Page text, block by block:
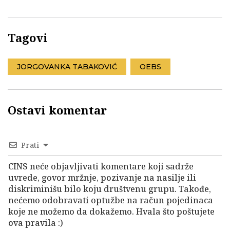
Tagovi
JORGOVANKA TABAKOVIĆ OEBS
Ostavi komentar
Prati
CINS neće objavljivati komentare koji sadrže
uvrede, govor mržnje, pozivanje na nasilje ili
diskriminišu bilo koju društvenu grupu. Takođe,
nećemo odobravati optužbe na račun pojedinaca
koje ne možemo da dokažemo. Hvala što poštujete
ova pravila :)